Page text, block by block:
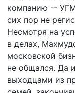
компанию --
сих пор не
Несмотря на
в делах,
московской
не общался. Да
выходцами из